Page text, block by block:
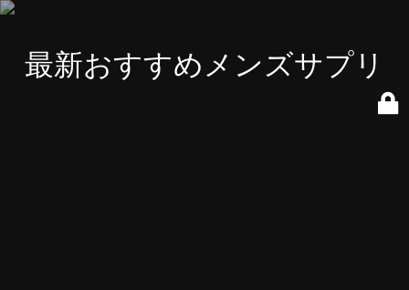
最新おすすめメンズサプリ